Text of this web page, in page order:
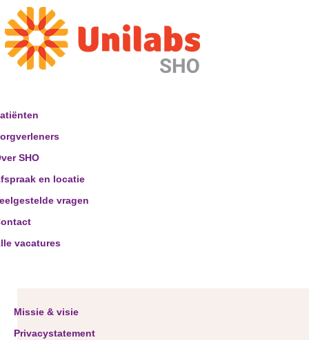
SHO
en locatie
vragen
vacatures
Missie & visie
Privacystatement